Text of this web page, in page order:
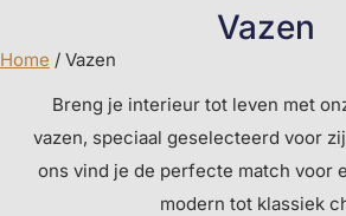
Vazen
Home / Vazen
Breng je interieur tot leven met
vazen, speciaal geselecteerd voor
ons vind je de perfecte match voor
modern tot klassiek